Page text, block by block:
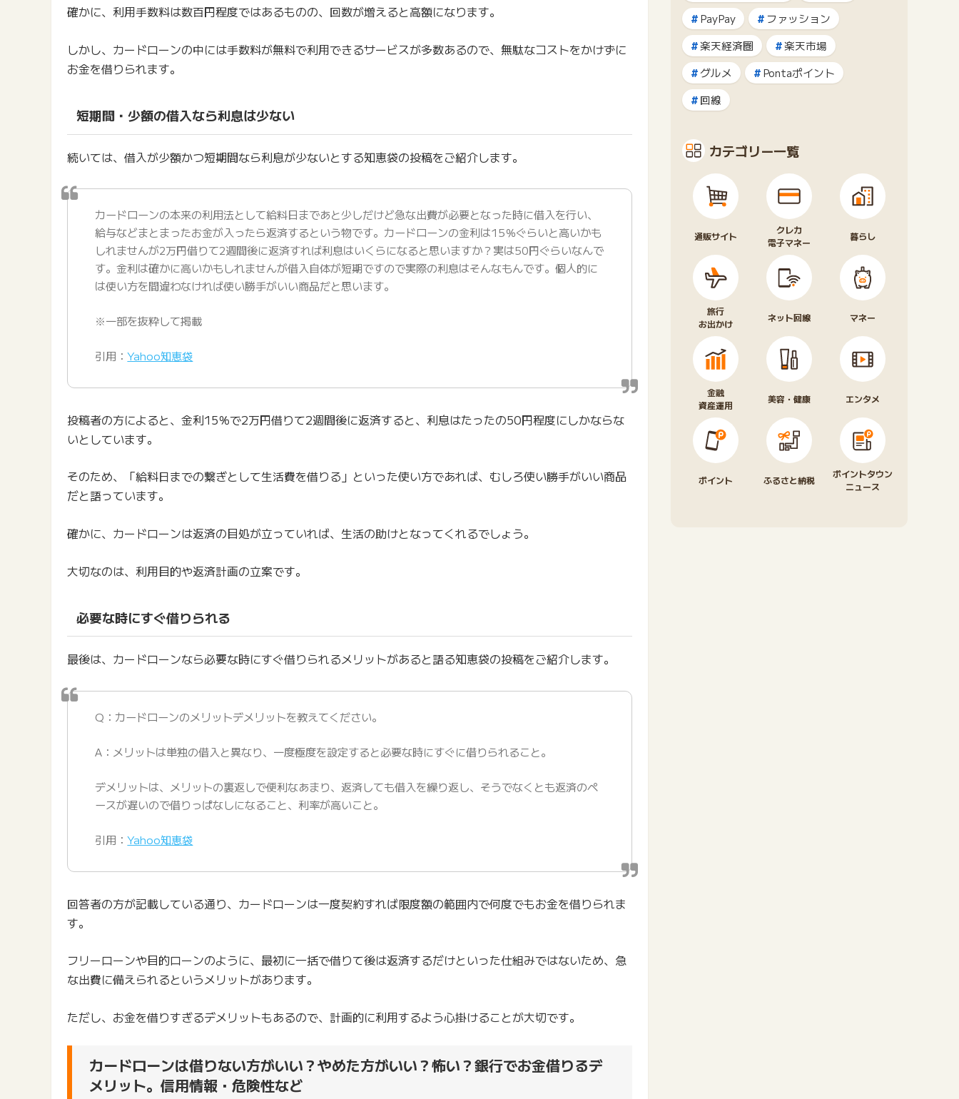
確かに、利用手数料は数百円程度ではあるものの、回数が増えると高額になります。
しかし、カードローンの中には手数料が無料で利用できるサービスが多数あるので、無駄なコストをかけずに
お金を借りられます。
短期間・少額の借入なら利息は少ない
続いては、借入が少額かつ短期間なら利息が少ないとする知恵袋の投稿をご紹介します。
カードローンの本来の利用法として給料日まであと少しだけど急な出費が必要となった時に借入を行い、
給与などまとまったお金が入ったら返済するという物です。カードローンの金利は15％ぐらいと高いかも
しれませんが2万円借りて2週間後に返済すれば利息はいくらになると思いますか？実は50円ぐらいなんで
す。金利は確かに高いかもしれませんが借入自体が短期ですので実際の利息はそんなもんです。個人的に
は使い方を間違わなければ使い勝手がいい商品だと思います。
※一部を抜粋して掲載
引用：Yahoo知恵袋
投稿者の方によると、金利15％で2万円借りて2週間後に返済すると、利息はたったの50円程度にしかならな
いとしています。
そのため、「給料日までの繋ぎとして生活費を借りる」といった使い方であれば、むしろ使い勝手がいい商品
だと語っています。
確かに、カードローンは返済の目処が立っていれば、生活の助けとなってくれるでしょう。
大切なのは、利用目的や返済計画の立案です。
必要な時にすぐ借りられる
最後は、カードローンなら必要な時にすぐ借りられるメリットがあると語る知恵袋の投稿をご紹介します。
Q：カードローンのメリットデメリットを教えてください。
A：メリットは単独の借入と異なり、一度極度を設定すると必要な時にすぐに借りられること。
デメリットは、メリットの裏返しで便利なあまり、返済しても借入を繰り返し、そうでなくとも返済のペ
ースが遅いので借りっぱなしになること、利率が高いこと。
引用：Yahoo知恵袋
回答者の方が記載している通り、カードローンは一度契約すれば限度額の範囲内で何度でもお金を借りられま
す。
フリーローンや目的ローンのように、最初に一括で借りて後は返済するだけといった仕組みではないため、急
な出費に備えられるというメリットがあります。
ただし、お金を借りすぎるデメリットもあるので、計画的に利用するよう心掛けることが大切です。
カードローンは借りない方がいい？やめた方がいい？怖い？銀行でお金借りるデ
メリット。信用情報・危険性など
PayPay
ファッション
楽天経済圏
楽天市場
グルメ
Pontaポイント
回線
カテゴリー一覧
通販サイト
クレカ
電子マネー
暮らし
旅行
お出かけ
ネット回線 マネー
金融
資産運用
美容・健康 エンタメ
ポイント ふるさと納税
ポイントタウン
ニュース